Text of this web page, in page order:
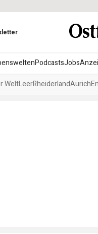
PodcastsJobs
WeltLeerRheiderlandAurich